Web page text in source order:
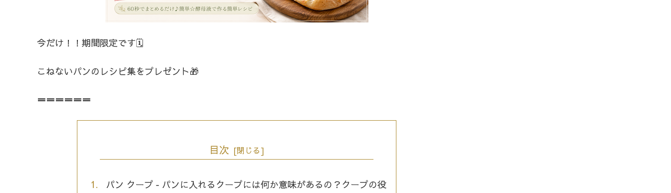
今だけ！！期間限定です🗓️
こねないパンのレシピ集をプレゼント🎁
＝＝＝＝＝＝
目次
パン クープ ‐ パンに入れるクープには何か意味があるの？クープの役